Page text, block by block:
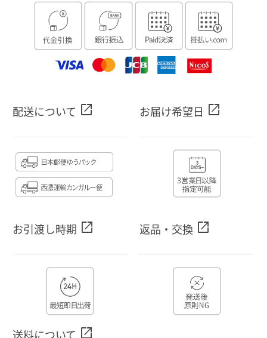
配送について open_in_new お届け希望日 open_in_new
お引渡し時期 open_in_new 返品・交換 open_in_new
送料について open_in_new